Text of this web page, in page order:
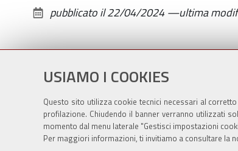
USIAMO I COOKIES
Questo sito utilizza cookie tecnici necessari al
profilazione. Chiudendo il banner verranno utilizzati
momento dal menu laterale "Gestisci impostazioni
Per maggiori informazioni, ti invitiamo a consultare la
pubblicato il22/04/2024—ultima